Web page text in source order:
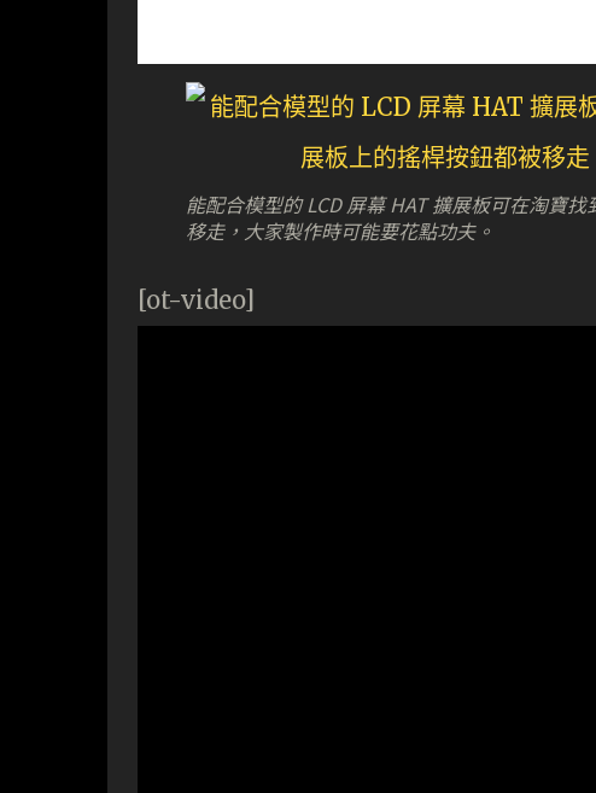
能配合模型的 LCD 屏幕 HAT 擴展板可在淘寶
移走，大家製作時可能要花點功夫。
[ot-video]